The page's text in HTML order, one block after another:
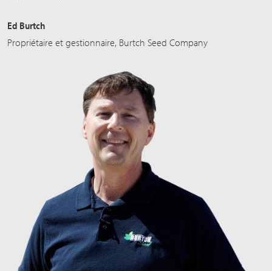
Ed Burtch
Propriétaire et gestionnaire, Burtch Seed Company